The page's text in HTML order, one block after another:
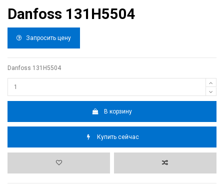
Danfoss 131H5504
Запросить цену
Danfoss 131H5504
В корзину
Купить сейчас